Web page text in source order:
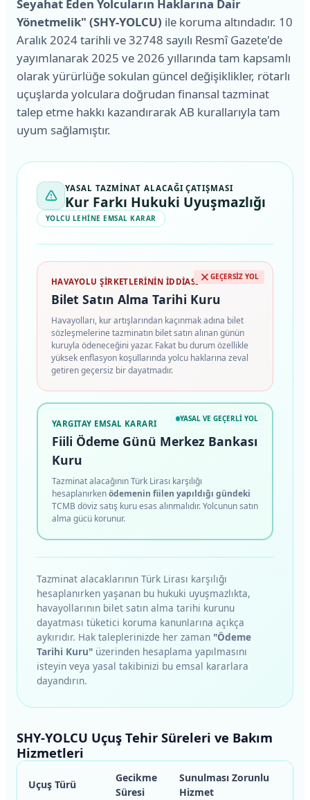
Seyahat Eden Yolcuların Haklarına Dair
Yönetmelik" (SHY-YOLCU) ile koruma altındadır. 10
Aralık 2024 tarihli ve 32748 sayılı Resmî Gazete'de
yayımlanarak 2025 ve 2026 yıllarında tam kapsamlı
olarak yürürlüğe sokulan güncel değişiklikler, rötarlı
uçuşlarda yolculara doğrudan finansal tazminat
talep etme hakkı kazandırarak AB kurallarıyla tam
uyum sağlamıştır.
YASAL TAZMINAT ALACAĞI ÇATIŞMASI
Kur Farkı Hukuki Uyuşmazlığı
YOLCU LEHINE EMSAL KARAR
GEÇERSIZ YOL
HAVAYOLU ŞIRKETLERININ İDDIASI
Bilet Satın Alma Tarihi Kuru
Havayolları, kur artışlarından kaçınmak adına bilet
sözleşmelerine tazminatın bilet satın alınan günün
kuruyla ödeneceğini yazar. Fakat bu durum özellikle
yüksek enflasyon koşullarında yolcu haklarına zeval
getiren geçersiz bir dayatmadır.
YASAL VE GEÇERLI YOL
YARGITAY EMSAL KARARI
Fiili Ödeme Günü Merkez Bankası
Kuru
Tazminat alacağının Türk Lirası karşılığı
hesaplanırkenödemenin fiilen yapıldığı gündeki
TCMB döviz satış kuru esas alınmalıdır. Yolcunun satın
alma gücü korunur.
Tazminat alacaklarının Türk Lirası karşılığı
hesaplanırken yaşanan bu hukuki uyuşmazlıkta,
havayollarının bilet satın alma tarihi kurunu
dayatması tüketici koruma kanunlarına açıkça
aykırıdır. Hak taleplerinizde her zaman "Ödeme
Tarihi Kuru" üzerinden hesaplama yapılmasını
isteyin veya yasal takibinizi bu emsal kararlara
dayandırın.
SHY-YOLCU Uçuş Tehir Süreleri ve Bakım
Hizmetleri
Uçuş Türü
Gecikme
Süresi
Sunulması Zorunlu
Hizmet